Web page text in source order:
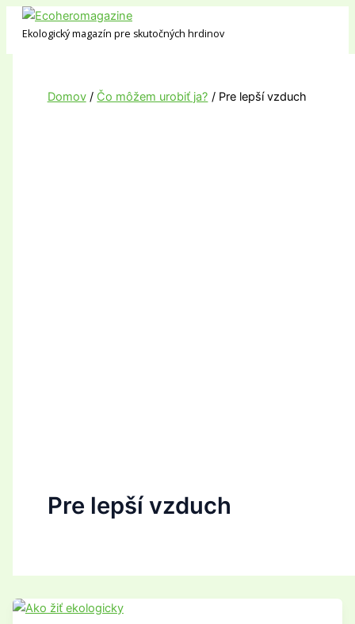
Preskočiť
obsah
Ekologický magazín pre skutočných hrdinov
Domov Čo môžem urobiť ja? Pre lepší vzduch
Pre lepší vzduch